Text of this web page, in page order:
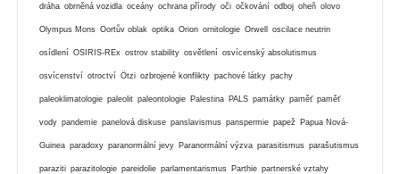
dráha obrněná vozidla oceány ochrana přírody oči očkování odboj oheň olovo
Olympus Mons Oortův oblak optika Orion ornitologie Orwell oscilace neutrin
osídlení OSIRIS-REx ostrov stability osvětlení osvícenský absolutismus
osvícenství otroctví Ötzi ozbrojené konflikty pachové látky pachy
paleoklimatologie paleolit paleontologie Palestina PALS památky paměť paměť
vody pandemie panelová diskuse panslavismus panspermie papež Papua Nová-
Guinea paradoxy paranormální jevy Paranormální výzva parasitismus parašutismus
paraziti parazitologie pareidolie parlamentarismus Parthie partnerské vztahy